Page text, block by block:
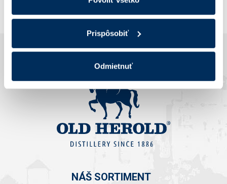
Prispôsobiť
Odmietnuť
NÁŠ SORTIMENT